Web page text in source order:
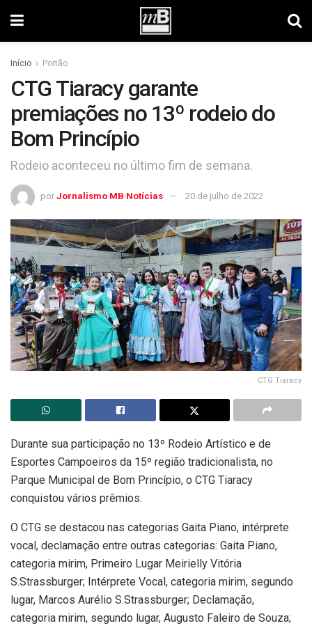
Início Portão
CTG Tiaracy garante
premiações no 13º rodeio do
Bom Princípio
Rodeio aconteceu no último fim de semana.
por Jornalismo MB Notícias 20 de julho de 2022
CTG Tiaracy
Durante sua participação no 13º Rodeio Artístico e de
Esportes Campoeiros da 15º região tradicionalista, no
Parque Municipal de Bom Princípio, o CTG Tiaracy
conquistou vários prêmios.
O CTG se destacou nas categorias Gaita Piano, intérprete
vocal, declamação entre outras categorias: Gaita Piano,
categoria mirim, Primeiro Lugar Meirielly Vitória
S.Strassburger; Intérprete Vocal, categoria mirim, segundo
lugar, Marcos Aurélio S.Strassburger; Declamação,
categoria mirim, segundo lugar, Augusto Faleiro de Souza;